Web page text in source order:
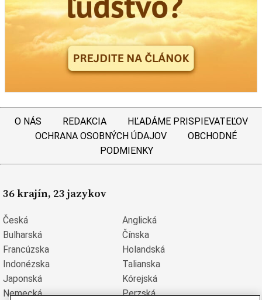
O NÁS REDAKCIA
HĽADÁME PRISPIEVATEĽOV
OCHRANA OSOBNÝCH ÚDAJOV
OBCHODNÉ
PODMIENKY
36 krajín, 23 jazykov
Česká
Anglická
Bulharská
Čínska
Francúzska
Holandská
Indonézska
Talianska
Japonská
Kórejská
Nemecká
Perzská